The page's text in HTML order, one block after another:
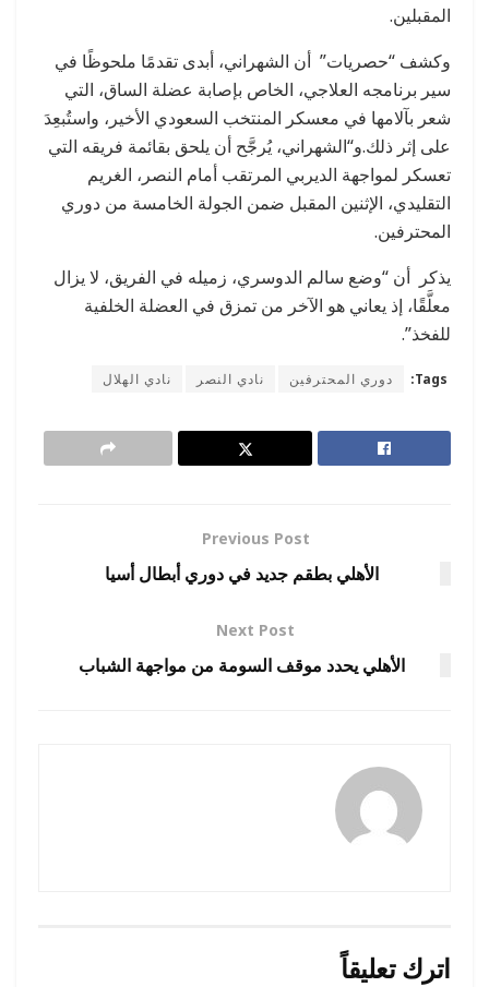
المقبلين.
وكشف “حصريات” أن الشهراني، أبدى تقدمًا ملحوظًا في
سير برنامجه العلاجي، الخاص بإصابة عضلة الساق، التي
شعر بآلامها في معسكر المنتخب السعودي الأخير، واستُبعِدَ
على إثر ذلك.و“الشهراني، يُرجَّح أن يلحق بقائمة فريقه التي
تعسكر لمواجهة الديربي المرتقب أمام النصر، الغريم
التقليدي، الإثنين المقبل ضمن الجولة الخامسة من دوري
المحترفين.
يذكر أن “وضع سالم الدوسري، زميله في الفريق، لا يزال
معلَّقًا، إذ يعاني هو الآخر من تمزق في العضلة الخلفية
للفخذ”.
Tags: دوري المحترفين نادي النصر نادي الهلال
Previous Post
الأهلي بطقم جديد في دوري أبطال أسيا
Next Post
الأهلي يحدد موقف السومة من مواجهة الشباب
اترك تعليقاً